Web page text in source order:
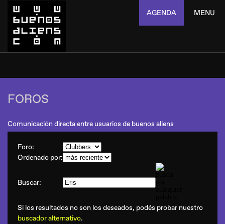
AGENDA MENU
FOROS
Comunicación directa entre usuarios de buenos aliens
Foro:
Ordenado por:
Buscar:
Si los resultados no son los deseados, podés probar nuestro
buscador alternativo.